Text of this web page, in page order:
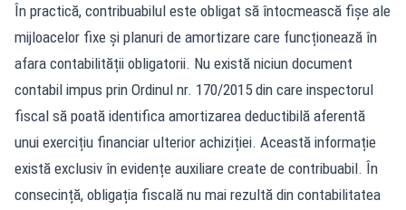
În practică, contribuabilul este obligat să întocmească fișe ale
mijloacelor fixe și planuri de amortizare care funcționează în
afara contabilității obligatorii. Nu există niciun document
contabil impus prin Ordinul nr. 170/2015 din care inspectorul
fiscal să poată identifica amortizarea deductibilă aferentă
unui exercițiu financiar ulterior achiziției. Această informație
există exclusiv în evidențe auxiliare create de contribuabil. În
consecință, obligația fiscală nu mai rezultă din contabilitatea